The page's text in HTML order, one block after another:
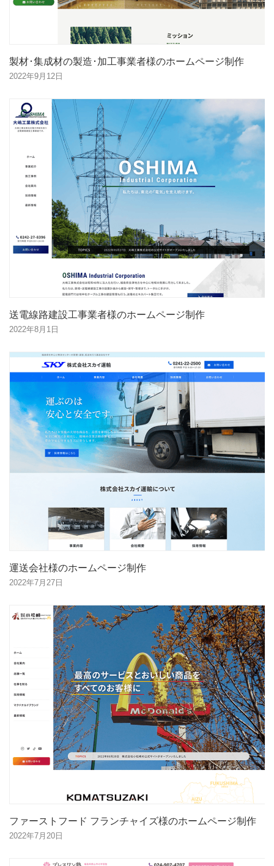
製材･集成材の製造･加工事業者様のホームページ制作
2022年9月12日
送電線路建設工事業者様のホームページ制作
2022年8月1日
運送会社様のホームページ制作
2022年7月27日
ファーストフード フランチャイズ様のホームページ制作
2022年7月20日